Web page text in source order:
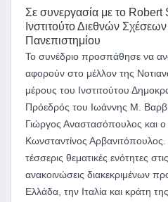
Σε συνεργασία με το Robert
Ινστιτούτο Διεθνών
Πανεπιστημίου
Το συνέδριο προσπάθησε να
αφορούν στο μέλλον της
μέρους του Ινστιτούτου
Πρόεδρός του Ιωάννης Μ.
Γιώργος Αναστασόπουλος και ο
Κωνσταντίνος
τέσσερις θεματικές ενότητες
ανακοινώσεις διακεκριμένων
Ελλάδα, την Ιταλία και κράτη